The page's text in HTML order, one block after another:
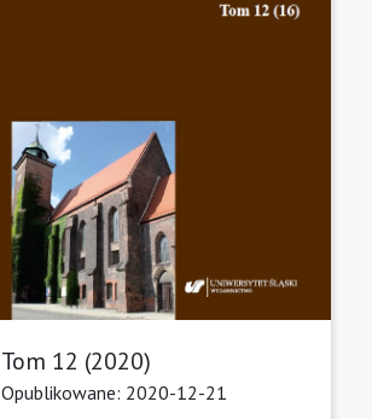
Tom 12 (2020)
Opublikowane: 2020-12-21